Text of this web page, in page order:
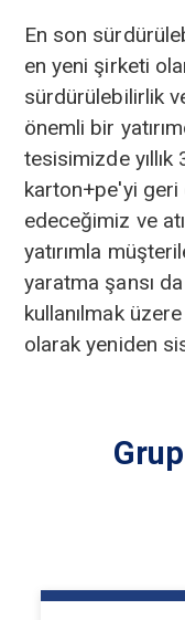
En son
en yeni şirketi
sürdürülebilirlik
önemli bir
tesisimizde
karton+pe'yi geri
edeceğimiz ve
yatırımla
yaratma şansı
kullanılmak
olarak yeniden